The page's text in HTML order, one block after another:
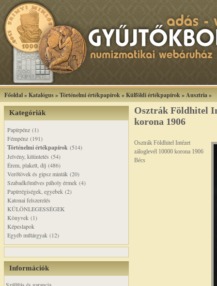
Főoldal»Katalógus»Történelmi értékpapírok»Külföldi értékpapírok»Ausztria»
Kategóriák
Papírpénz (1)
Fémpénz (191)
Történelmi értékpapírok (514)
Jelvény, kitüntetés (54)
Érem, plakett, díj (486)
Verőtövek és gipsz minták (20)
Szabadkőműves páholy érmek (4)
Papírrégiségek, egyebek (2)
Katonai felszerelés
KÜLÖNLEGESSÉGEK
Könyvek (1)
Képeslapok
Egyéb műtárgyak (12)
Információk
Osztrák Földhitel
korona 1906
Osztrák Földhitel Intézet
záloglevél 10000 korona 1906
Bécs